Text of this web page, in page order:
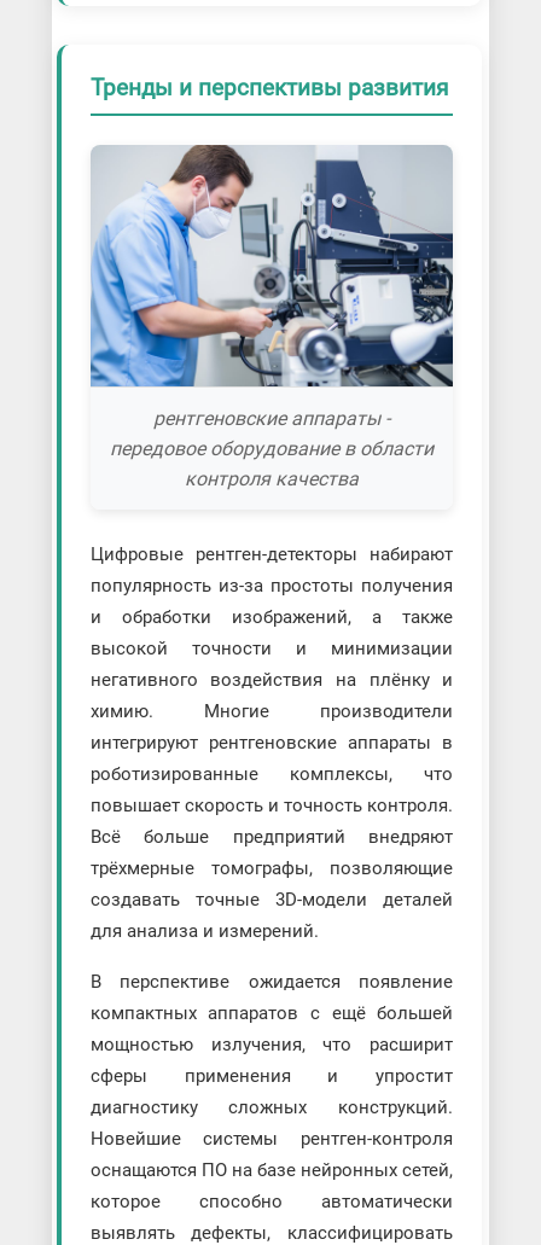
Тренды и перспективы развития
рентгеновские аппараты -
передовое оборудование в области
контроля качества
Цифровые рентген-детекторы набирают
популярность из-за простоты получения
и обработки изображений, а также
высокой точности и минимизации
негативного воздействия на плёнку и
химию. Многие производители
интегрируют рентгеновские аппараты в
роботизированные комплексы, что
повышает скорость и точность контроля.
Всё больше предприятий внедряют
трёхмерные томографы, позволяющие
создавать точные 3D-модели деталей
для анализа и измерений.
В перспективе ожидается появление
компактных аппаратов с ещё большей
мощностью излучения, что расширит
сферы применения и упростит
диагностику сложных конструкций.
Новейшие системы рентген-контроля
оснащаются ПО на базе нейронных сетей,
которое способно автоматически
выявлять дефекты, классифицировать